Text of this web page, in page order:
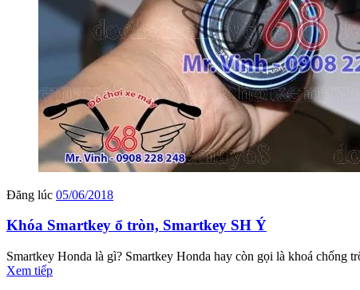
Đăng lúc 05/06/2018
Khóa Smartkey ổ tròn, Smartkey SH Ý
Smartkey Honda là gì? Smartkey Honda hay còn gọi là khoá chống
Xem tiếp